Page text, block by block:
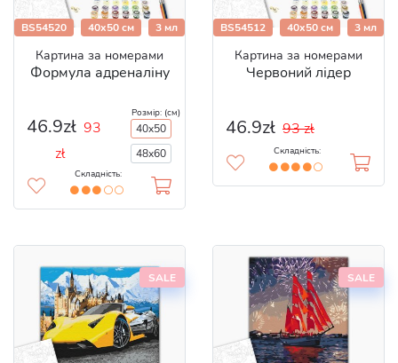
BS54520 40x50 см 3 мл
Картина за номерами
Формула адреналіну
46.9zł 93
zł
Розмір: (см)
40x50
48x60
Складність:
BS54512 40x50 см 3 мл
Картина за номерами
Червоний лідер
46.9zł 93 zł
Складність:
SALE SALE